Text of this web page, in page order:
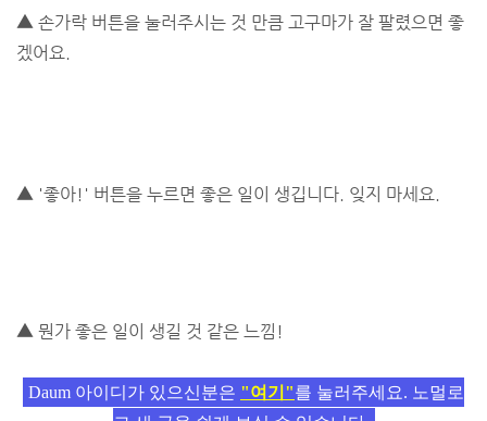
▲ 손가락 버튼을 눌러주시는 것 만큼 고구마가 잘 팔렸으면 좋
겠어요.
▲ '좋아!' 버튼을 누르면 좋은 일이 생깁니다. 잊지 마세요.
▲ 뭔가 좋은 일이 생길 것 같은 느낌!
Daum 아이디가 있으신분은 "여기"를 눌러주세요. 노멀로